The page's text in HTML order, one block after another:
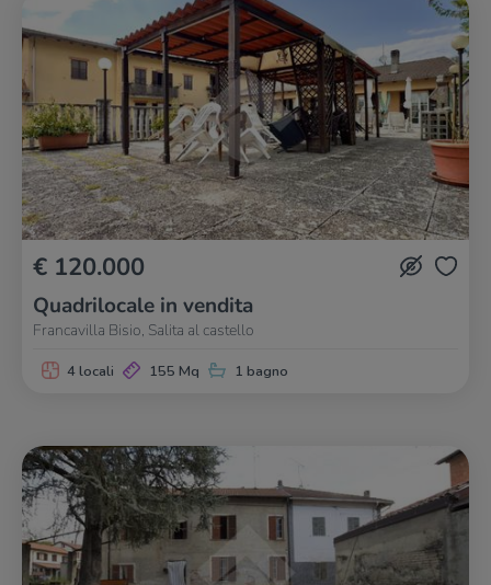
€ 120.000
Quadrilocale in vendita
Francavilla Bisio, Salita al castello
4 locali 155 Mq 1 bagno